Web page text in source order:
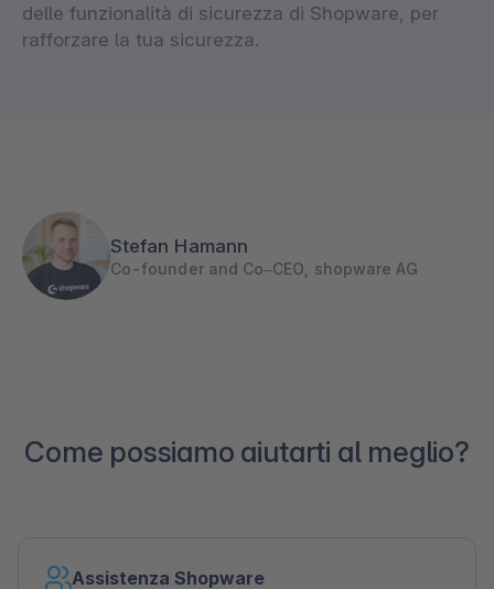
delle funzionalità di sicurezza di Shopware, per
rafforzare la tua sicurezza.
Stefan Hamann
Co-founder and Co–CEO, shopware AG
Come possiamo aiutarti al meglio?
Assistenza Shopware